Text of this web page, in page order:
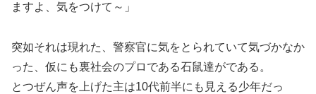
ますよ、気をつけて～」
突如それは現れた、警察官に気をとられていて気づかなか
った、仮にも裏社会のプロである石鼠達がである。
とつぜん声を上げた主は10代前半にも見える少年だっ